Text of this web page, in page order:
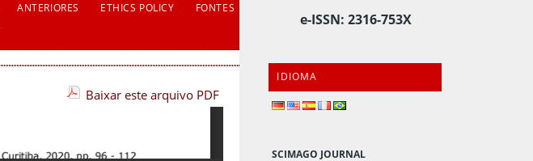
e-ISSN: 2316-753X
IDIOMA
SCIMAGO JOURNAL
ANTERIORES ETHICS POLICY
FONTES
Baixar este arquivo PDF